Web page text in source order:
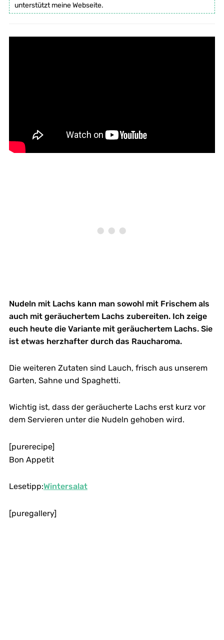
unterstützt meine Webseite.
Nudeln mit Lachs kann man sowohl mit Frischem als
auch mit geräuchertem Lachs zubereiten. Ich zeige
euch heute die Variante mit geräuchertem Lachs. Sie
ist etwas herzhafter durch das Raucharoma.
Die weiteren Zutaten sind Lauch, frisch aus unserem
Garten, Sahne und Spaghetti.
Wichtig ist, dass der geräucherte Lachs erst kurz vor
dem Servieren unter die Nudeln gehoben wird.
[purerecipe]
Bon Appetit
Lesetipp:Wintersalat
[puregallery]